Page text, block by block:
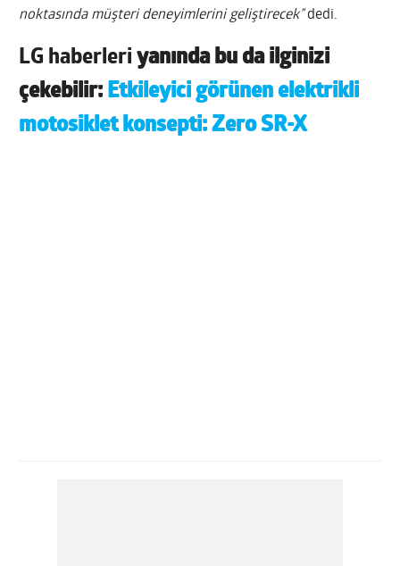
noktasında müşteri deneyimlerini geliştirecek”dedi.
LG haberleriyanında bu da ilginizi
çekebilir: Etkileyici görünen elektrikli
motosiklet konsepti: Zero SR-X